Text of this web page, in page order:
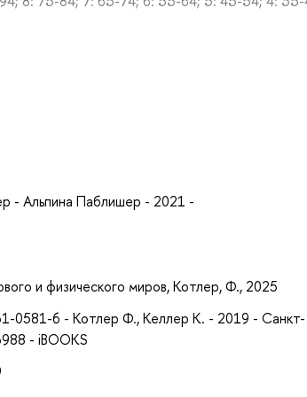
- Альпина Паблишер - 2021 -
и физического миров, Котлер, Ф., 2025
0581-6 - Котлер Ф., Келлер К. - 2019 - Санкт-
- iBOOKS